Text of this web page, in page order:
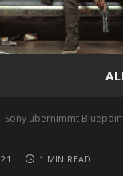
Sony übernimmt
1 MIN READ